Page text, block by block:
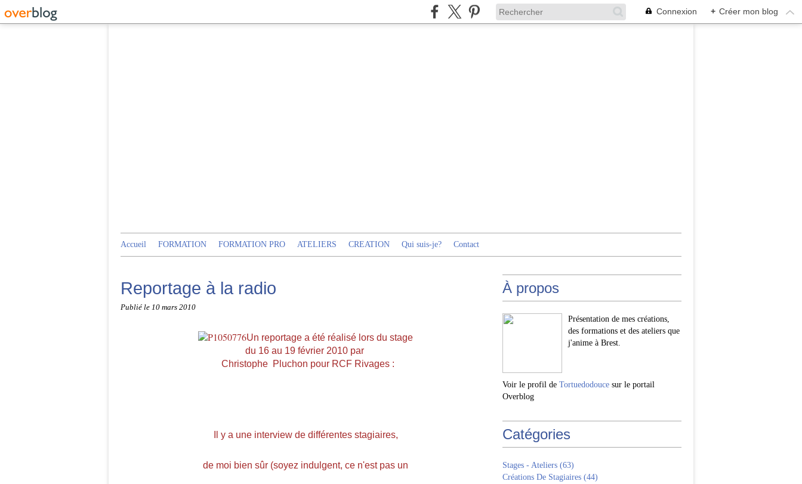
Connexion + Créer mon blog
Accueil FORMATION FORMATION PRO ATELIERS CREATION Qui suis-je? Contact
Reportage à la radio
Publié le 10 mars 2010
Un reportage a été réalisé lors du stage
du 16 au 19 février 2010 par
Christophe Pluchon pour RCF Rivages :
Il y a une interview de différentes stagiaires,
de moi bien sûr (soyez indulgent, ce n'est pas un
À propos
Présentation de mes créations,
des formations et des ateliers que
j'anime à Brest.
Voir le profil de Tortuedodouce sur le portail
Overblog
Catégories
Stages - Ateliers (63)
Créations De Stagiaires (44)